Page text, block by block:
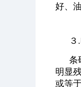
好、
条
明显
或等